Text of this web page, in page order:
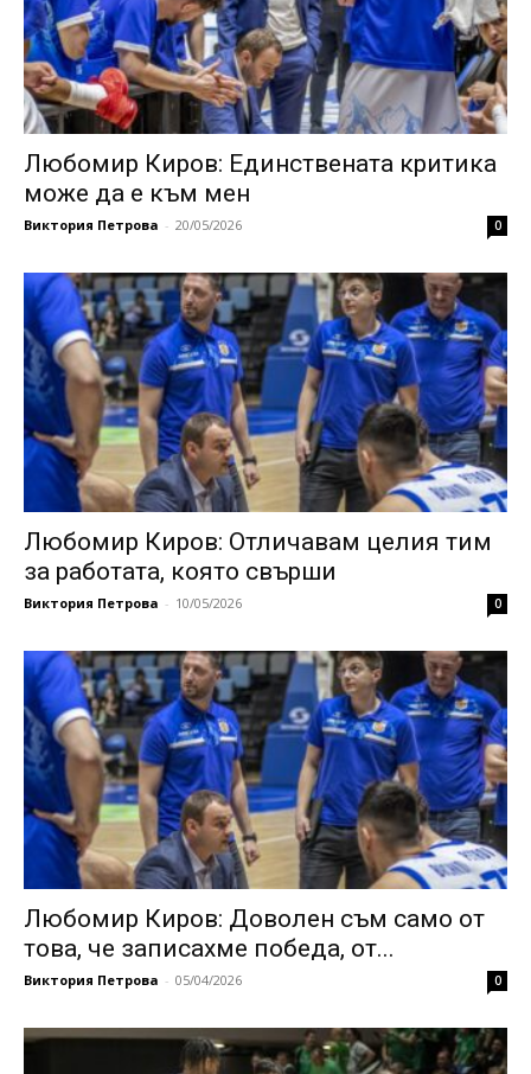
Любомир Киров: Единствената критика
може да е към мен
Виктория Петрова - 20/05/2026 0
Любомир Киров: Отличавам целия тим
за работата, която свърши
Виктория Петрова - 10/05/2026 0
Любомир Киров: Доволен съм само от
това, че записахме победа, от...
Виктория Петрова - 05/04/2026 0